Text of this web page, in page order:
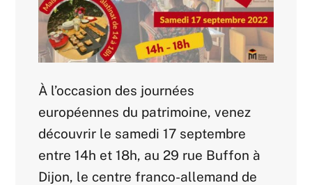
À l’occasion des journées
européennes du patrimoine, venez
découvrir le samedi 17 septembre
entre 14h et 18h, au 29 rue Buffon à
Dijon, le centre franco-allemand de